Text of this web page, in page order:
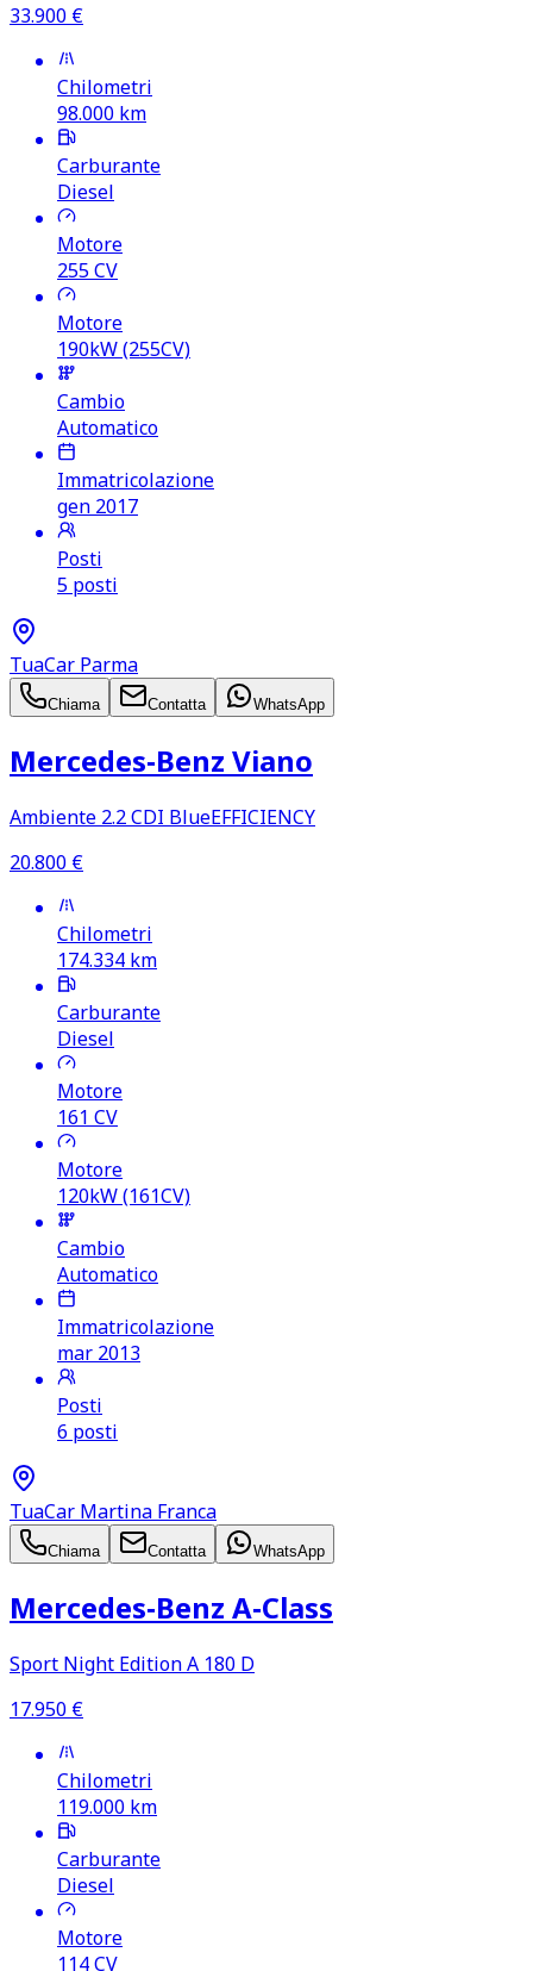
33.900 €
Chilometri
98.000 km
Carburante
Diesel
Motore
255CV
Motore
190kW (255CV)
Cambio
Automatico
Immatricolazione
gen 2017
Posti
5 posti
TuaCar Parma
Chiama Contatta WhatsApp
Mercedes‑Benz Viano
Ambiente 2.2 CDI BlueEFFICIENCY
20.800 €
Chilometri
174.334 km
Carburante
Diesel
Motore
161 CV
Motore
120kW (161CV)
Cambio
Automatico
Immatricolazione
mar 2013
Posti
6 posti
TuaCar Martina Franca
Chiama Contatta WhatsApp
Mercedes‑Benz A‑Class
Sport Night Edition A 180 D
17.950 €
Chilometri
119.000 km
Carburante
Diesel
Motore
114CV